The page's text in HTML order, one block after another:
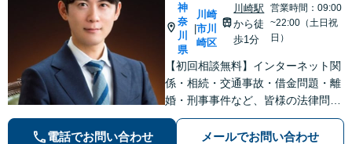
神
奈
川
県
川崎
市川
崎区
川崎駅
から徒
歩1分
営業時間：09:00
~22:00（土日祝
日）
【初回相談無料】インターネット関
係・相続・交通事故・借金問題・離
婚・刑事事件など、皆様の法律問題
を解決すべく、親身になって取り組
みます。クチコミ・リピーターの方
電話でお問い合わせ メールでお問い合わせ